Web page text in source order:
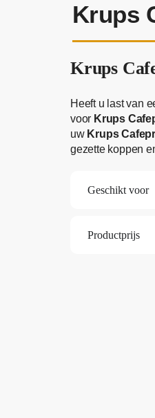
Krups
Krups
Heeft u last van
voor Krups
uw Krups
gezette koppen
Geschikt voor
Productprijs